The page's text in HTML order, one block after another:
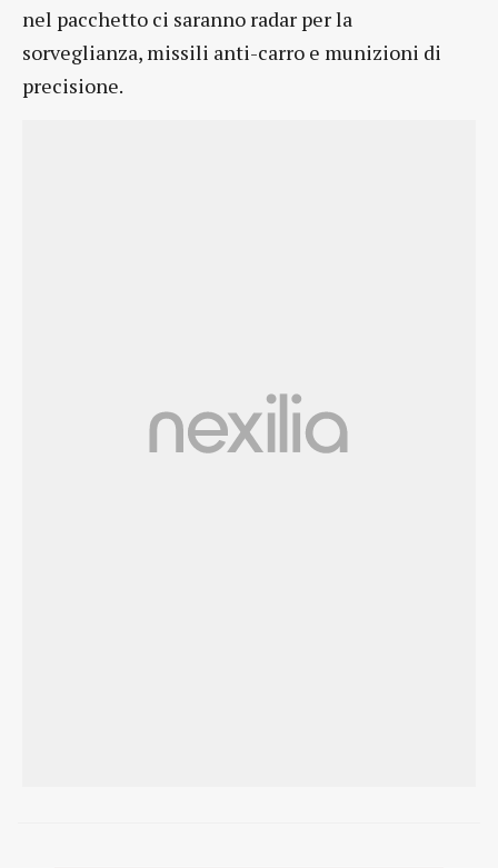
nel pacchetto ci saranno radar per la
sorveglianza, missili anti-carro e munizioni di
precisione.